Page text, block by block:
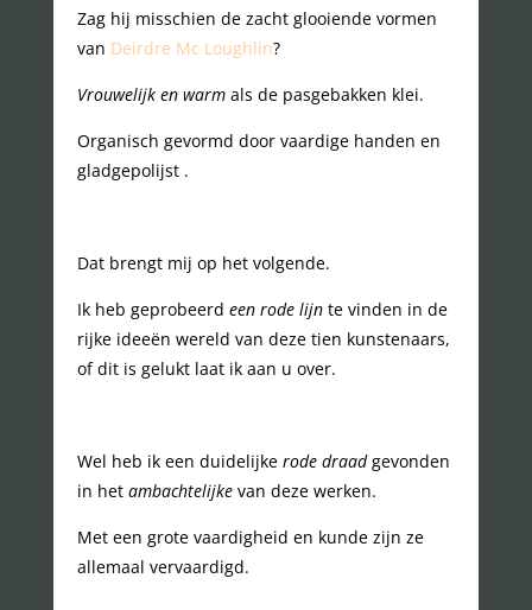
Zag hij misschien de zacht glooiende vormen
van Deirdre Mc Loughlin?
Vrouwelijk en warmals de pasgebakken klei.
Organisch gevormd door vaardige handen en
gladgepolijst .
Dat brengt mij op het volgende.
Ik heb geprobeerd een rode lijnte vinden in de
rijke ideeën wereld van deze tien kunstenaars,
of dit is gelukt laat ik aan u over.
Wel heb ik een duidelijke rode draadgevonden
in het ambachtelijkevan deze werken.
Met een grote vaardigheid en kunde zijn ze
allemaal vervaardigd.